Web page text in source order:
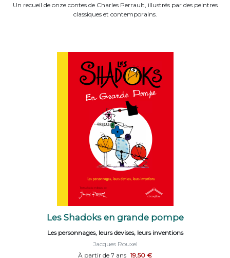
Un recueil de onze contes de Charles Perrault, illustrés par des peintres
classiques et contemporains.
Les Shadoks en grande pompe
Les personnages, leurs devises, leurs inventions
Jacques Rouxel
À partir de 7 ans 19,50 €